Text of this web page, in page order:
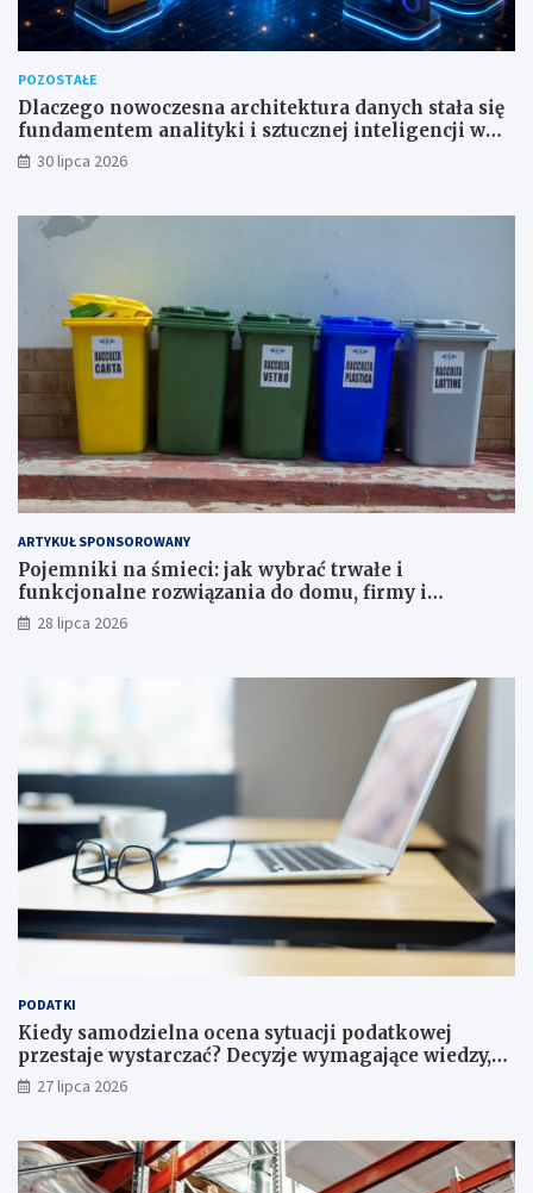
POZOSTAŁE
Dlaczego nowoczesna architektura danych stała się
fundamentem analityki i sztucznej inteligencji w
przedsiębiorstwach?
30 lipca 2026
ARTYKUŁ SPONSOROWANY
Pojemniki na śmieci: jak wybrać trwałe i
funkcjonalne rozwiązania do domu, firmy i
instytucji
28 lipca 2026
PODATKI
Kiedy samodzielna ocena sytuacji podatkowej
przestaje wystarczać? Decyzje wymagające wiedzy,
której nie zastąpi internet
27 lipca 2026